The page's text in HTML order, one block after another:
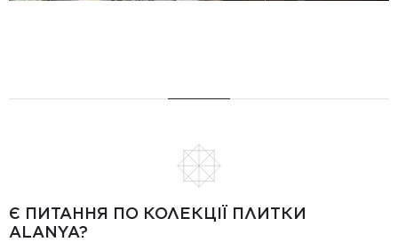
Є ПИТАННЯ ПО КОЛЕКЦІЇ ПЛИТКИ
ALANYA?